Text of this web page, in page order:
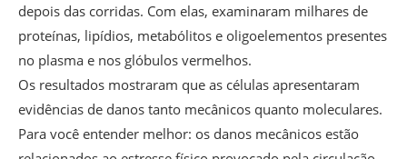
depois das corridas. Com elas, examinaram milhares de
proteínas, lipídios, metabólitos e oligoelementos presentes
no plasma e nos glóbulos vermelhos.
Os resultados mostraram que as células apresentaram
evidências de danos tanto mecânicos quanto moleculares.
Para você entender melhor: os danos mecânicos estão